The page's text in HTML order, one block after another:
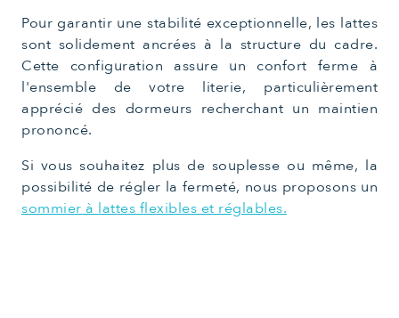
Pour garantir une stabilité exceptionnelle, les lattes
sont solidement ancrées à la structure du cadre.
Cette configuration assure un confort ferme à
l'ensemble de votre literie, particulièrement
apprécié des dormeurs recherchant un maintien
prononcé.
Si vous souhaitez plus de souplesse ou même, la
possibilité de régler la fermeté, nous proposons un
sommier à lattes flexibles et réglables.